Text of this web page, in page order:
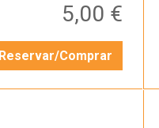
5,00 €
Reservar/Comprar